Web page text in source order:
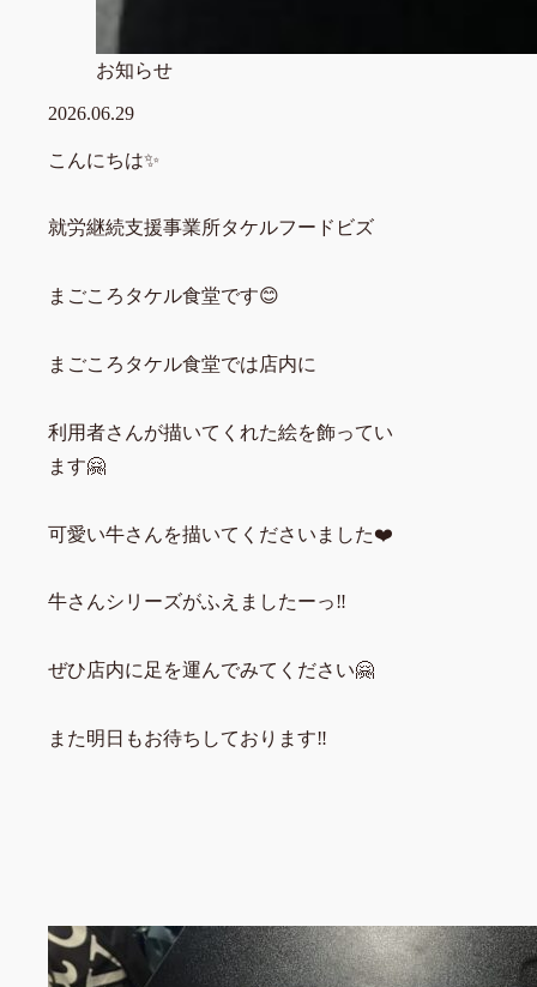
お知らせ
2026.06.29
こんにちは✨
就労継続支援事業所タケルフードビズ
まごころタケル食堂です😊
まごころタケル食堂では店内に
利用者さんが描いてくれた絵を飾ってい
ます🤗
可愛い牛さんを描いてくださいました❤️
牛さんシリーズがふえましたーっ‼️
ぜひ店内に足を運んでみてください🤗
また明日もお待ちしております‼️